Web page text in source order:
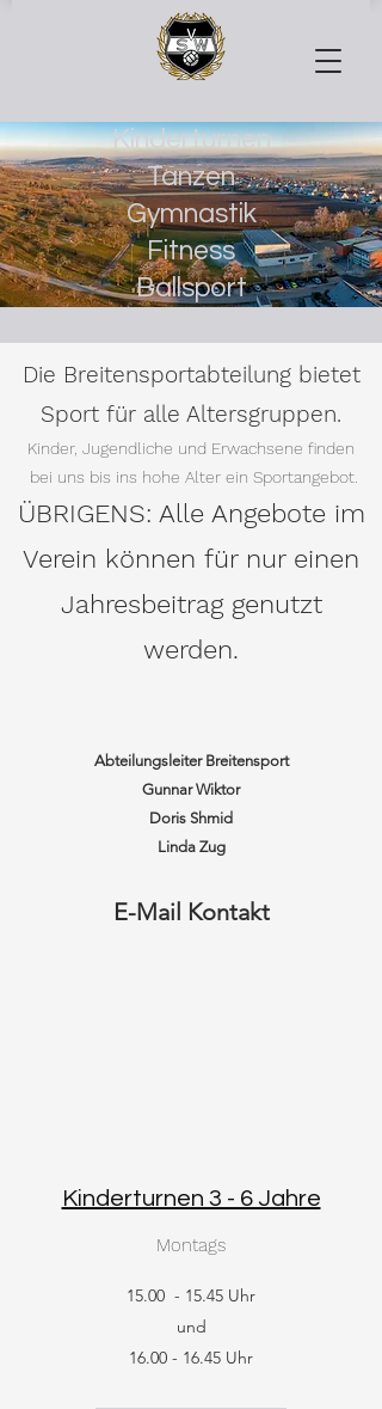
Kinderturnen
Tanzen
Gymnastik
Fitness
Ballsport
Die Breitensportabteilung bietet
Sport für alle Altersgruppen.
Kinder, Jugendliche und Erwachsene finden
bei uns bis ins hohe Alter ein Sportangebot.
ÜBRIGENS: Alle Angebote im
Verein können für nur einen
Jahresbeitrag genutzt
werden.
Abteilungsleiter Breitensport
Gunnar Wiktor
Doris Shmid
Linda Zug
E-Mail Kontakt
Kinderturnen 3 - 6 Jahre
Montags
15.00 - 15.45 Uhr
und
16.00 - 16.45 Uhr